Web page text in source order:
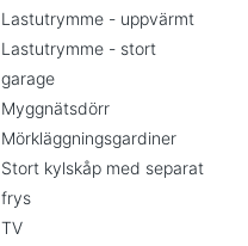
Lastutrymme - uppvärmt
Lastutrymme - stort
garage
Myggnätsdörr
Mörkläggningsgardiner
Stort kylskåp med separat
frys
TV